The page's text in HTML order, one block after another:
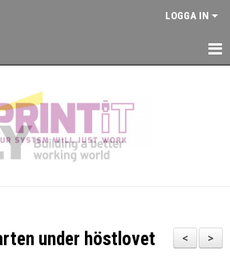
LOGGA IN
>
<
under höstlovet